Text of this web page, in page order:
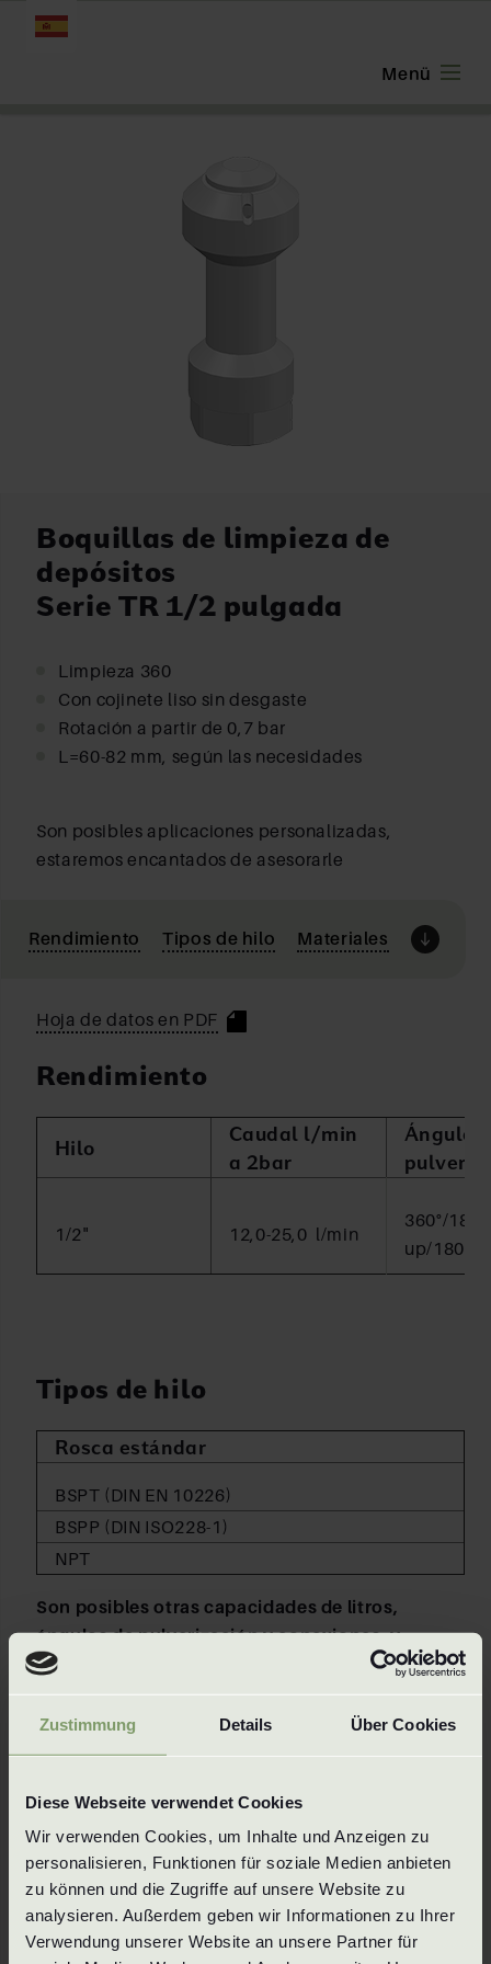
Zustimmung Details Über Cookies
Diese Webseite verwendet Cookies
Wir verwenden Cookies, um Inhalte und Anzeigen zu
personalisieren, Funktionen für soziale Medien anbieten
zu können und die Zugriffe auf unsere Website zu
analysieren. Außerdem geben wir Informationen zu Ihrer
Verwendung unserer Website an unsere Partner für
ESPAÑOL
Boquillas de limpieza de
depósitos
Serie TR 1/2 pulgada
Limpieza 360
Con cojinete liso sin desgaste
Rotación a partir de 0,7 bar
L=60-82 mm, según las necesidades
Son posibles aplicaciones personalizadas,
estaremos encantados de asesorarle
Rendimiento Tipos de hilo Materiales
Hoja de datos en PDF
Rendimiento
Hilo
Caudal l/min
a 2bar
Ángulo
1/2" 12,0-25,0 l/min
360°/180°
up/180°
Tipos de hilo
Rosca estándar
BSPT (DIN EN 10226)
BSPP (DIN ISO228-1)
NPT
Son posibles otras capacidades de litros,
ángulos de pulverización y conexiones, y
fabricamos según los requisitos específicos del
Materiales
PVDF
PTFE
POM
PE-EL
PTFE-EL
PVDF-EL